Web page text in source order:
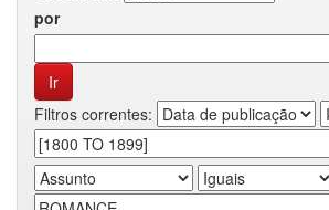
por
Filtros correntes: